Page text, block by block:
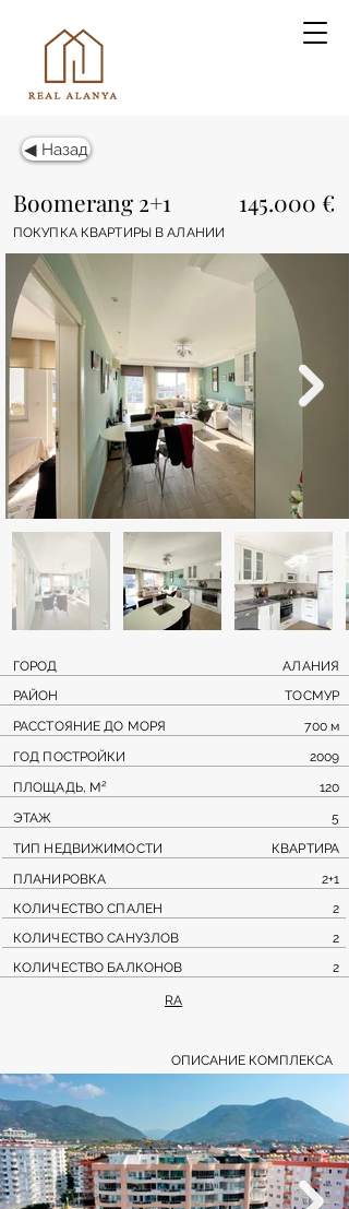
◀ Назад
Boomerang 2+1 145.000 €
ПОКУПКА КВАРТИРЫ В АЛАНИИ
ГОРОД
АЛАНИЯ
РАЙОН
ТОСМУР
РАССТОЯНИЕ ДО МОРЯ
700 м
ГОД ПОСТРОЙКИ
2009
ПЛОЩАДЬ, М²
120
ЭТАЖ
5
ТИП НЕДВИЖИМОСТИ
КВАРТИРА
2+1
ПЛАНИРОВКА
КОЛИЧЕСТВО СПАЛЕН
2
КОЛИЧЕСТВО САНУЗЛОВ
2
КОЛИЧЕСТВО БАЛКОНОВ
2
RA
ОПИСАНИЕ КОМПЛЕКСА